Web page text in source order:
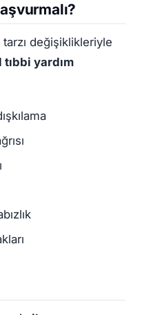
tarzı değişiklikleriyle
tıbbi yardım